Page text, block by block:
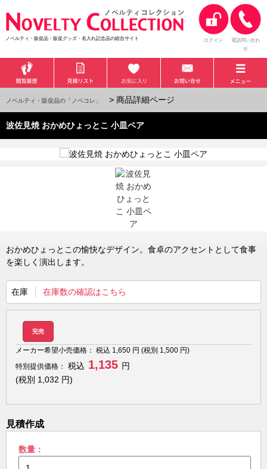
ノベルティ・販促品・販促グッズ・名入れ記念品の総合サイト ログイン
電話問い合わ
せ
ノベルティ・販促品の「ノベコレ」 > 商品詳細ページ
波佐見焼 おかめひょっとこ 小皿ペア
おかめひょっとこの愉快なデザイン。食卓のアクセントとして食事
を楽しく演出します。
在庫 在庫数の確認はこちら
完売
メーカー希望小売価格： 税込 1,650 円 (税別 1,500 円)
特別提供価格：
税込 1,135 円
(税別 1,032 円)
見積作成
数量：